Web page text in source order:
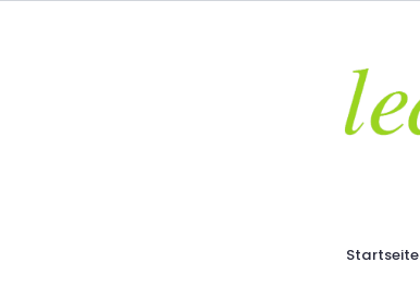
Startseite